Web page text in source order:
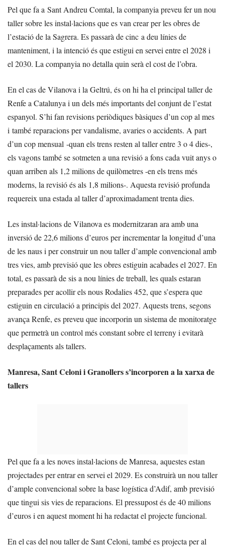
Pel que fa a Sant Andreu Comtal, la companyia preveu fer un nou
taller sobre les instal·lacions que es van crear per les obres de
l’estació de la Sagrera. Es passarà de cinc a deu línies de
manteniment, i la intenció és que estigui en servei entre el 2028 i
el 2030. La companyia no detalla quin serà el cost de l’obra.
En el cas de Vilanova i la Geltrú, és on hi ha el principal taller de
Renfe a Catalunya i un dels més importants del conjunt de l’estat
espanyol. S’hi fan revisions periòdiques bàsiques d’un cop al mes
i també reparacions per vandalisme, avaries o accidents. A part
d’un cop mensual -quan els trens resten al taller entre 3 o 4 dies-,
els vagons també se sotmeten a una revisió a fons cada vuit anys o
quan arriben als 1,2 milions de quilòmetres -en els trens més
moderns, la revisió és als 1,8 milions-. Aquesta revisió profunda
requereix una estada al taller d’aproximadament trenta dies.
Les instal·lacions de Vilanova es modernitzaran ara amb una
inversió de 22,6 milions d’euros per incrementar la longitud d’una
de les naus i per construir un nou taller d’ample convencional amb
tres vies, amb previsió que les obres estiguin acabades el 2027. En
total, es passarà de sis a nou línies de treball, les quals estaran
preparades per acollir els nous Rodalies 452, que s’espera que
estiguin en circulació a principis del 2027. Aquests trens, segons
avança Renfe, es preveu que incorporin un sistema de monitoratge
que permetrà un control més constant sobre el terreny i evitarà
desplaçaments als tallers.
Manresa, Sant Celoni i Granollers s’incorporen a la xarxa de
tallers
Pel que fa a les noves instal·lacions de Manresa, aquestes estan
projectades per entrar en servei el 2029. Es construirà un nou taller
d’ample convencional sobre la base logística d’Adif, amb previsió
que tingui sis vies de reparacions. El pressupost és de 40 milions
d’euros i en aquest moment hi ha redactat el projecte funcional.
En el cas del nou taller de Sant Celoni, també es projecta per al